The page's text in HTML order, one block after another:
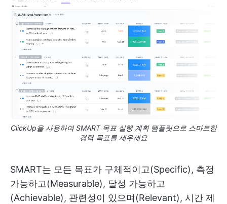
ClickUp을 사용하여 SMART 목표 실행 계획 템플릿으로 스마트한
경력 목표를 세우세요
SMART는 모든 목표가 구체적이고(Specific), 측정
가능하고(Measurable), 달성 가능하고
(Achievable), 관련성이 있으며(Relevant), 시간 제